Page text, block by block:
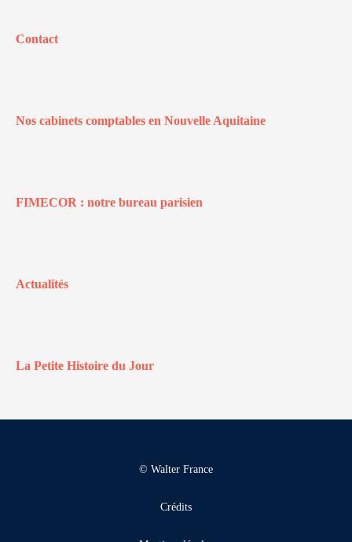
Contact
Nos cabinets comptables en Nouvelle Aquitaine
FIMECOR : notre bureau parisien
Actualités
La Petite Histoire du Jour
© Walter France
Crédits